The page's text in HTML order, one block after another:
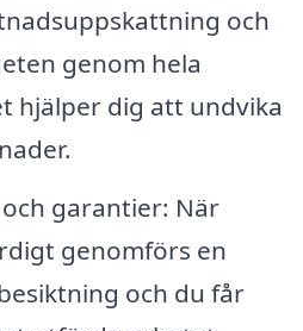
och
genom hela
hjälper dig att undvika
garantier: När
genomförs en
och du får